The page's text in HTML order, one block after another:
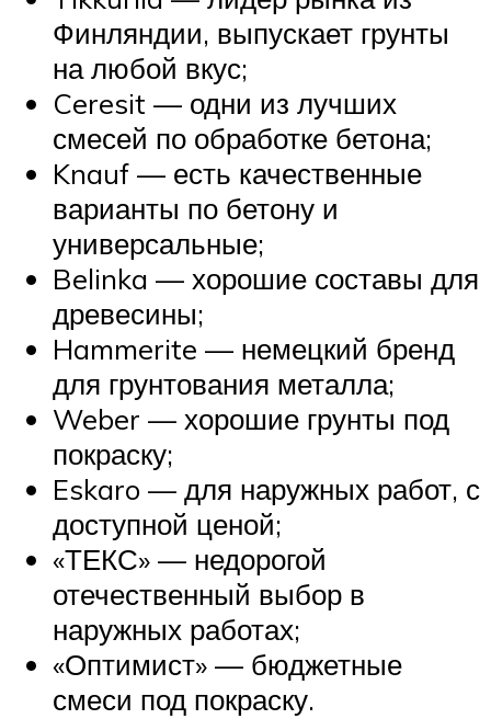
Финляндии, выпускает грунты
на любой вкус;
Ceresit — одни из лучших
смесей по обработке бетона;
Knauf — есть качественные
варианты по бетону и
универсальные;
Belinka — хорошие составы для
древесины;
Hammerite — немецкий бренд
для грунтования металла;
Weber — хорошие грунты под
покраску;
Eskaro — для наружных работ, с
доступной ценой;
«ТЕКС» — недорогой
отечественный выбор в
наружных работах;
«Оптимист» — бюджетные
смеси под покраску.